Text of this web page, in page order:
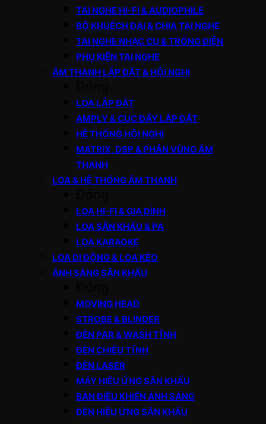
TAI NGHE HI-FI & AUDIOPHILE
BỘ KHUẾCH ĐẠI & CHIA TAI NGHE
TAI NGHE NHẠC CỤ & TRỐNG ĐIỆN
PHỤ KIỆN TAI NGHE
ÂM THANH LẮP ĐẶT & HỘI NGHỊ
LOA LẮP ĐẶT
AMPLY & CỤC ĐẨY LẮP ĐẶT
HỆ THỐNG HỘI NGHỊ
MATRIX, DSP & PHÂN VÙNG ÂM
THANH
LOA & HỆ THỐNG ÂM THANH
LOA HI-FI & GIA ĐÌNH
LOA SÂN KHẤU & PA
LOA KARAOKE
LOA DI ĐỘNG & LOA KÉO
ÁNH SÁNG SÂN KHẤU
MOVING HEAD
STROBE & BLINDER
ĐÈN PAR & WASH TĨNH
ĐÈN CHIẾU TĨNH
ĐÈN LASER
MÁY HIỆU ỨNG SÂN KHẤU
BÀN ĐIỀU KHIỂN ÁNH SÁNG
ĐÈN HIỆU ỨNG SÂN KHẤU